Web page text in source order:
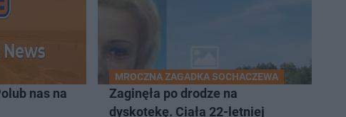
nas na
MROCZNA ZAGADKA SOCHACZEWA
Zaginęła po drodze na
dyskotekę. Ciała 22-letniej